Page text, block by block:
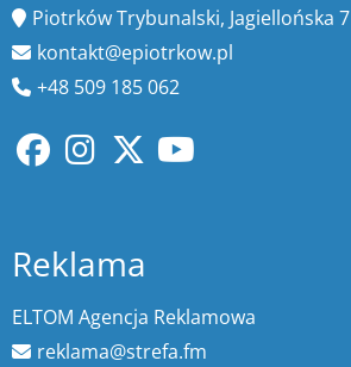
Piotrków Trybunalski, Jagiellońska 7
kontakt@epiotrkow.pl
+48 509 185 062
Reklama
ELTOM Agencja Reklamowa
reklama@strefa.fm